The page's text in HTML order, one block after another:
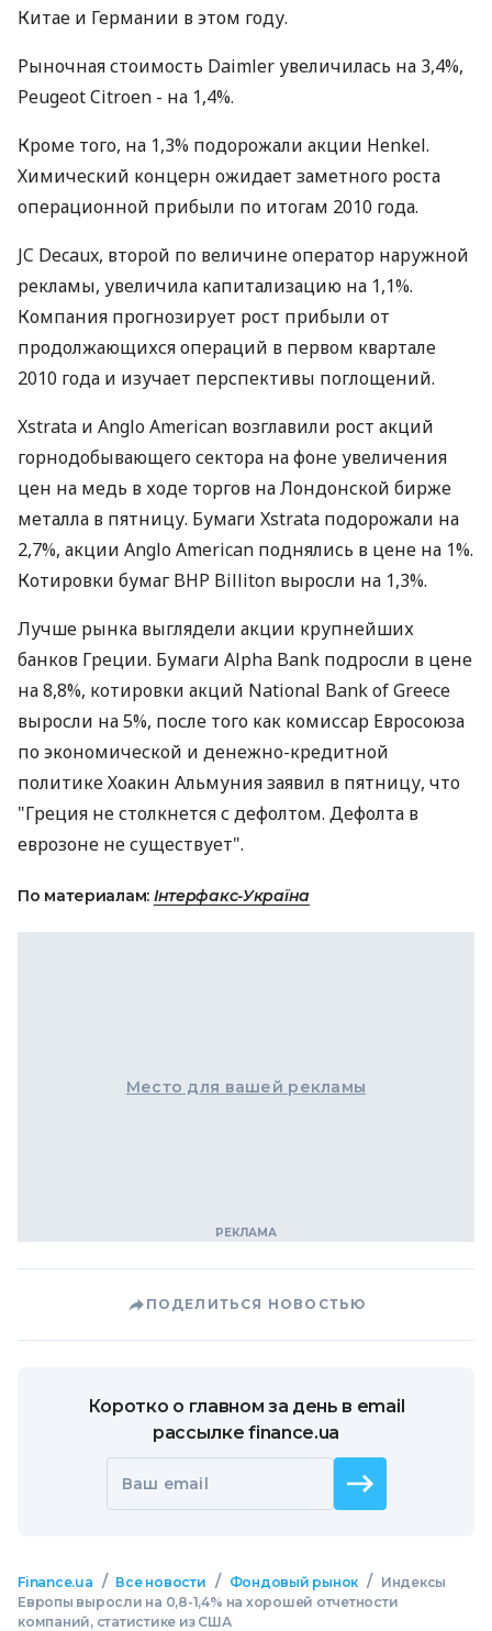
Китае и Германии в этом году.
Рыночная стоимость Daimler увеличилась на 3,4%,
Peugeot Citroen - на 1,4%.
Кроме того, на 1,3% подорожали акции Henkel.
Химический концерн ожидает заметного роста
операционной прибыли по итогам 2010 года.
JC Decaux, второй по величине оператор наружной
рекламы, увеличила капитализацию на 1,1%.
Компания прогнозирует рост прибыли от
продолжающихся операций в первом квартале
2010 года и изучает перспективы поглощений.
Xstrata и Anglo American возглавили рост акций
горнодобывающего сектора на фоне увеличения
цен на медь в ходе торгов на Лондонской бирже
металла в пятницу. Бумаги Xstrata подорожали на
2,7%, акции Anglo American поднялись в цене на 1%.
Котировки бумаг BHP Billiton выросли на 1,3%.
Лучше рынка выглядели акции крупнейших
банков Греции. Бумаги Alpha Bank подросли в цене
на 8,8%, котировки акций National Bank of Greece
выросли на 5%, после того как комиссар Евросоюза
по экономической и денежно-кредитной
политике Хоакин Альмуния заявил в пятницу, что
"Греция не столкнется с дефолтом. Дефолта в
еврозоне не существует".
По материалам: Інтерфакс-Україна
Место для вашей рекламы
ПОДЕЛИТЬСЯ НОВОСТЬЮ
Коротко о главном за день в email
рассылке finance.ua
Ваш email
Finance.ua / Все новости / Фондовый рынок /
Индексы
Европы выросли на 0,8-1,4% на хорошей отчетности
компаний, статистике из США